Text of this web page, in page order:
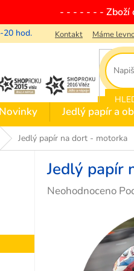
- - - - - - - Zboží
Kontakt Máme
Jedlý papír a
Jedlý papír na dort - motorka
Jedlý papír
Průměrné
Neohodnoceno